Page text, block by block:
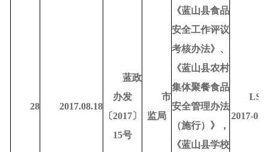
28 2017.08.18
蓝政
办发
〔2017〕
15号
市
监局
《蓝山县食品
安全工作评议
考核办法》、
《蓝山县农村
集体聚餐食品
安全管理办法
（施行）》，
《蓝山县学校
2017-